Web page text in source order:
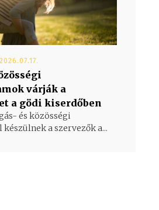
2026.07.17.
várják a
a gödi kiserdőben
és közösségi
a szervezők a...